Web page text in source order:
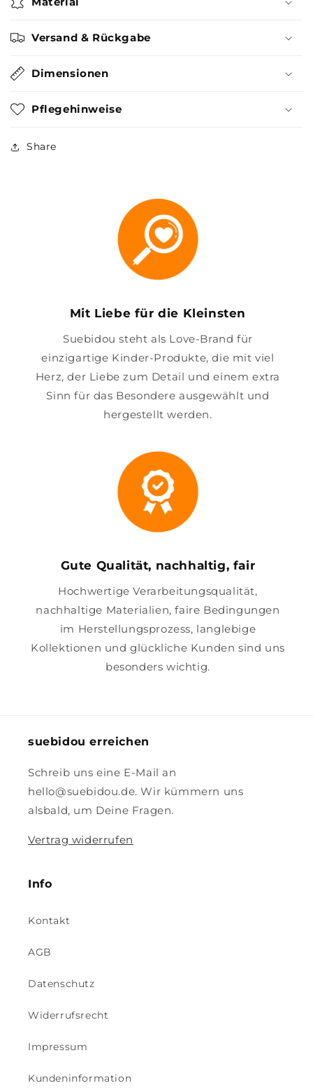
Versand & Rückgabe
Dimensionen
Pflegehinweise
Share
Mit Liebe für die Kleinsten
Suebidou steht als Love-Brand für
einzigartige Kinder-Produkte, die mit viel
Herz, der Liebe zum Detail und einem extra
Sinn für das Besondere ausgewählt und
hergestellt werden.
Gute Qualität, nachhaltig, fair
Hochwertige Verarbeitungsqualität,
nachhaltige Materialien, faire Bedingungen
im Herstellungsprozess, langlebige
Kollektionen und glückliche Kunden sind uns
besonders wichtig.
suebidou erreichen
Schreib uns eine E-Mail an
hello@suebidou.de. Wir kümmern uns
alsbald, um Deine Fragen.
Vertrag widerrufen
Info
Kontakt
AGB
Datenschutz
Widerrufsrecht
Impressum
Kundeninformation